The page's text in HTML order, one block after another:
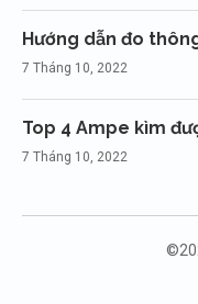
Hướng dẫn đo
7 Tháng 10, 2022
Top 4 Ampe kìm
7 Tháng 10, 2022